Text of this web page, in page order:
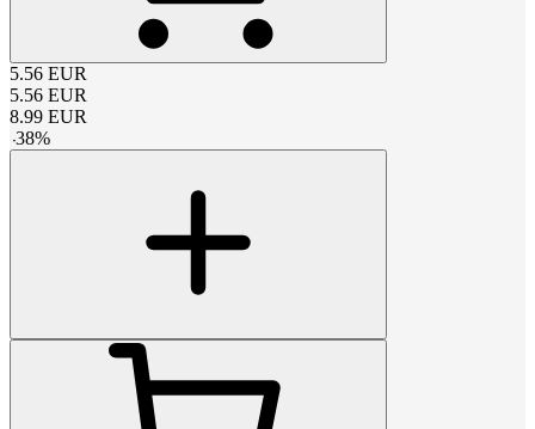
5.56 EUR
5.56 EUR
8.99 EUR
-38%